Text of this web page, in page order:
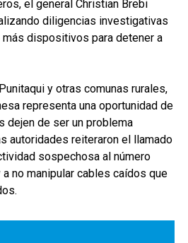
el general Christian Brebi
diligencias investigativas
dispositivos para detener a
y otras comunas rurales,
representa una oportunidad de
dejen de ser un problema
autoridades reiteraron el llamado
sospechosa al número
no manipular cables caídos que